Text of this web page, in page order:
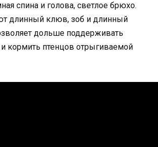
спина и голова, светлое брюхо.
длинный клюв, зоб и длинный
дольше поддерживать
кормить птенцов отрыгиваемой